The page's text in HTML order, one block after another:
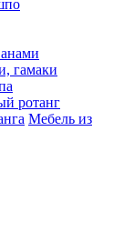
гамаки
ротанг
Мебель из